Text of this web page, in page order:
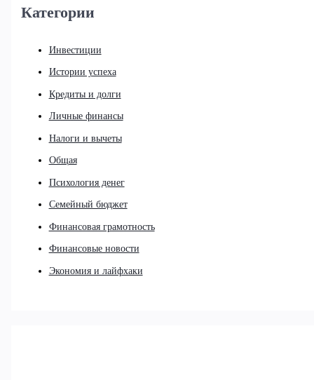
Категории
Инвестиции
Истории успеха
Кредиты и долги
Личные финансы
Налоги и вычеты
Общая
Психология денег
Семейный бюджет
Финансовая грамотность
Финансовые новости
Экономия и лайфхаки